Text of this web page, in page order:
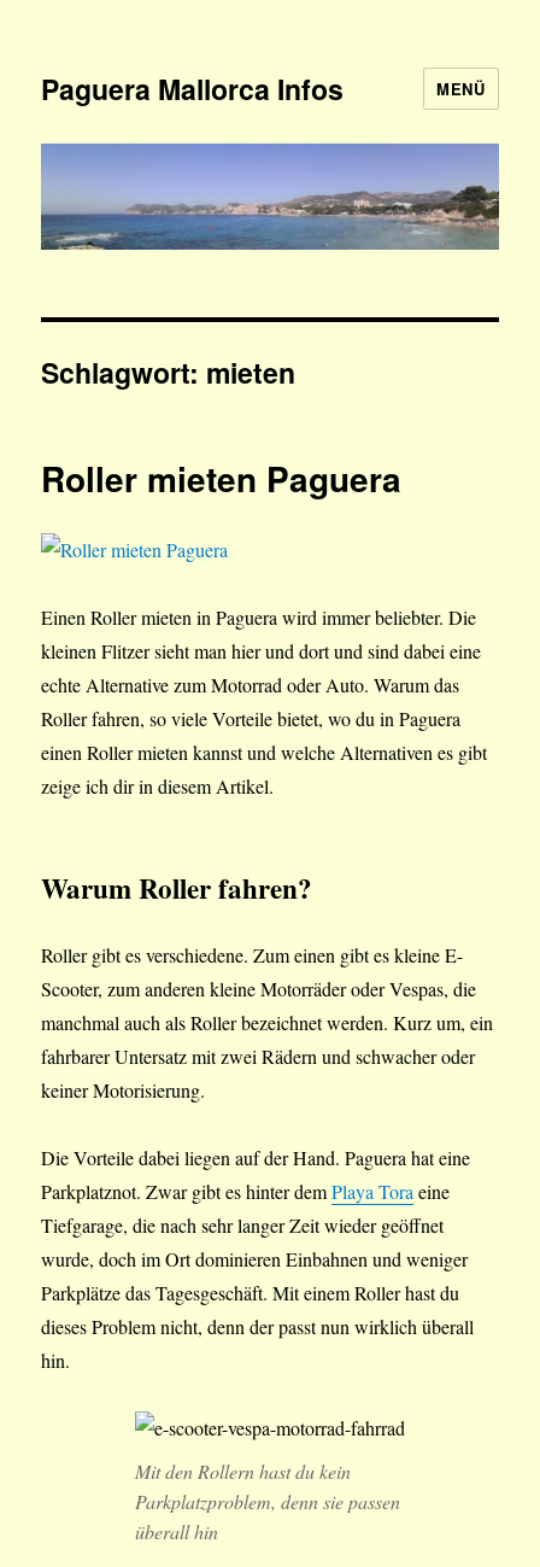
Paguera Mallorca Infos MENÜ
Schlagwort: mieten
Roller mieten Paguera
Einen Roller mieten in Paguera wird immer beliebter. Die
kleinen Flitzer sieht man hier und dort und sind dabei eine
echte Alternative zum Motorrad oder Auto. Warum das
Roller fahren, so viele Vorteile bietet, wo du in Paguera
einen Roller mieten kannst und welche Alternativen es gibt
zeige ich dir in diesem Artikel.
Warum Roller fahren?
Roller gibt es verschiedene. Zum einen gibt es kleine E-
Scooter, zum anderen kleine Motorräder oder Vespas, die
manchmal auch als Roller bezeichnet werden. Kurz um, ein
fahrbarer Untersatz mit zwei Rädern und schwacher oder
keiner Motorisierung.
Die Vorteile dabei liegen auf der Hand. Paguera hat eine
Parkplatznot. Zwar gibt es hinter demPlaya Toraeine
Tiefgarage, die nach sehr langer Zeit wieder geöffnet
wurde, doch im Ort dominieren Einbahnen und weniger
Parkplätze das Tagesgeschäft. Mit einem Roller hast du
dieses Problem nicht, denn der passt nun wirklich überall
hin.
Mit den Rollern hast du kein
Parkplatzproblem, denn sie passen
überall hin